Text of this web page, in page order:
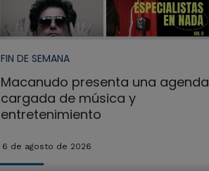
FIN DE SEMANA
Macanudo presenta una agenda
cargada de música y
entretenimiento
6 de agosto de 2026